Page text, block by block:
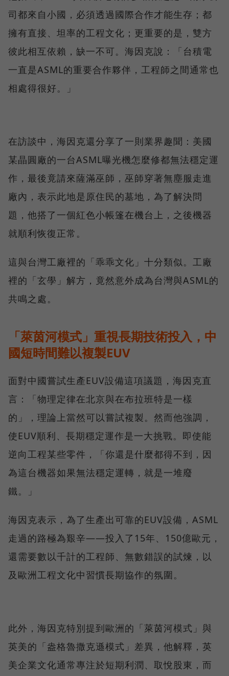
司都來自小國，必須透過國際合作才能生存；都
擁有直接、坦率的工程文化；更重要的是，雙方
彼此相互依賴，缺一不可。海因克說：「台積電
一直是ASML的重要合作夥伴，工程師之間通常也
相處得很好。」
在訪談中，海因克還分享了一則業界趣聞：美國
某晶圓廠的一台ASML曝光機怎麼修都無法穩定運
作，最後竟請來薩滿巫師，巫師穿著無塵服走進
廠內，表示此地是原住民的墓地，為了解決問
題，他搭了一個紅色小帳篷在機台上，之後機器
就順利恢復正常。
這與台灣工廠裡的「乖乖文化」十分類似。工廠
裡的「玄學」解方，竟然意外成為台灣與ASML的
共鳴之處。
「萊茵河模式」重視長期技術投入，中
國短時間難以複製EUV
面對中國嘗試生產EUV設備這項議題，海因克直
言：「物理定律在北京與在布拉班特是一樣
的」，理論上當然可以嘗試複製。然而他強調，
使EUV順利、長期穩定運作是一大挑戰。即使能
逆向工程某些零件，「你還是什麼都得不到，因
為這台機器如果無法穩定運轉，就是一堆廢
鐵。」
海因克表示，為了生產出可靠的EUV設備，ASML
走過的路極為艱辛——投入了15年、150億歐元，
還需要數以千計的工程師、無數錯誤的試煉，以
及歐洲工程文化中習慣長期協作的氛圍。
此外，海因克特別提到歐洲的「萊茵河模式」與
英美的「盎格魯撒克遜模式」差異，他解釋，英
美企業文化通常專注於短期利潤、取悅股東，而